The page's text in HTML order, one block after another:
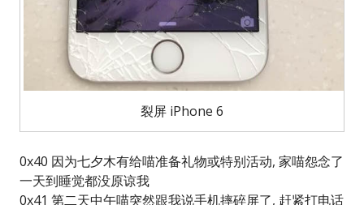
裂屏 iPhone 6
0x40 因为七夕木有给喵准备礼物或特别活动, 家喵怨念了
一天到睡觉都没原谅我
0x41 第二天中午喵突然跟我说手机摔碎屏了, 赶紧打电话